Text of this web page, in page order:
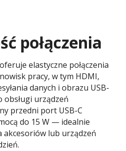
połączenia
elastyczne połączenia
pracy, w tym HDMI,
danych i obrazu USB-
obsługi urządzeń
przedni port USB-C
do 15 W — idealnie
akcesoriów lub urządzeń